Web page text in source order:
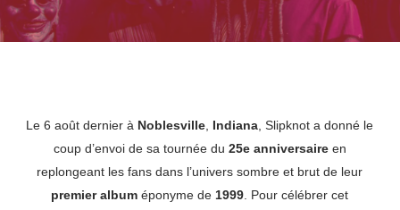
Le 6 août dernier à Noblesville Indiana , Slipknot a donné le
coup d’envoi de sa tournée du 25e anniversaireen
replongeant les fans dans l’univers sombre et brut de leur
premier album éponyme de 1999 . Pour célébrer cet